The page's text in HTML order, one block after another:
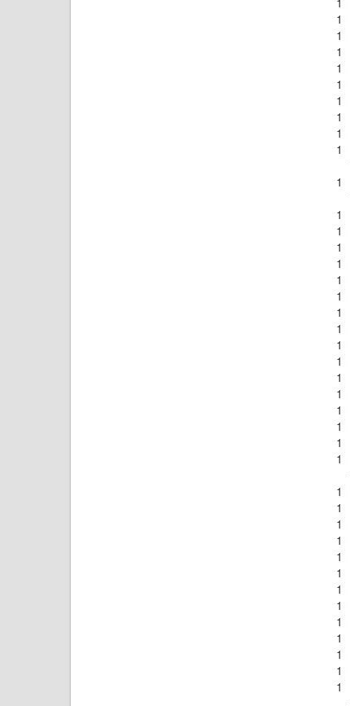
1
1
1
1
1
1
1
1
1
1
1
1
1
1
1
1
1
1
1
1
1
1
1
1
1
1
1
1
1
1
1
1
1
1
1
1
1
1
1